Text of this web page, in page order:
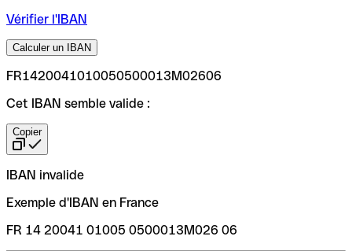
Vérifier l'IBAN
Calculer un IBAN
FR1420041010050500013M02606
Cet IBAN semble valide :
Copier
IBAN invalide
Exemple d'IBAN en France
FR 14 20041 01005 0500013M026 06